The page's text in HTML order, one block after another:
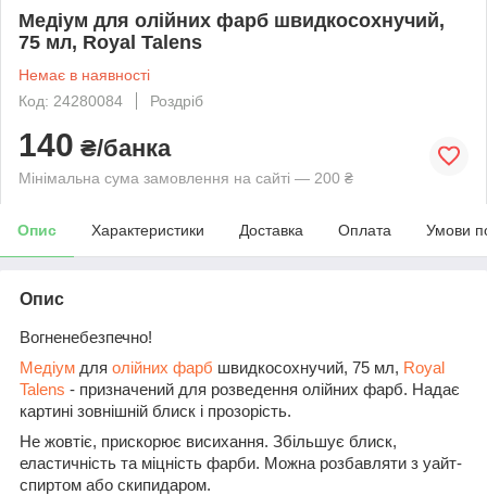
Медіум для олійних фарб швидкосохнучий,
75 мл, Royal Talens
Немає в наявності
Код: 24280084
Роздріб
140 ₴/банка
Мінімальна сума замовлення на сайті — 200 ₴
Опис Характеристики Доставка Оплата Умови
Опис
Вогненебезпечно!
Медіум для олійних фарб швидкосохнучий, 75 мл, Royal
Talens - призначений для розведення олійних фарб. Надає
картині зовнішній блиск і прозорість.
Не жовтіє, прискорює висихання. Збільшує блиск,
еластичність та міцність фарби. Можна розбавляти з уайт-
спиртом або скипидаром.